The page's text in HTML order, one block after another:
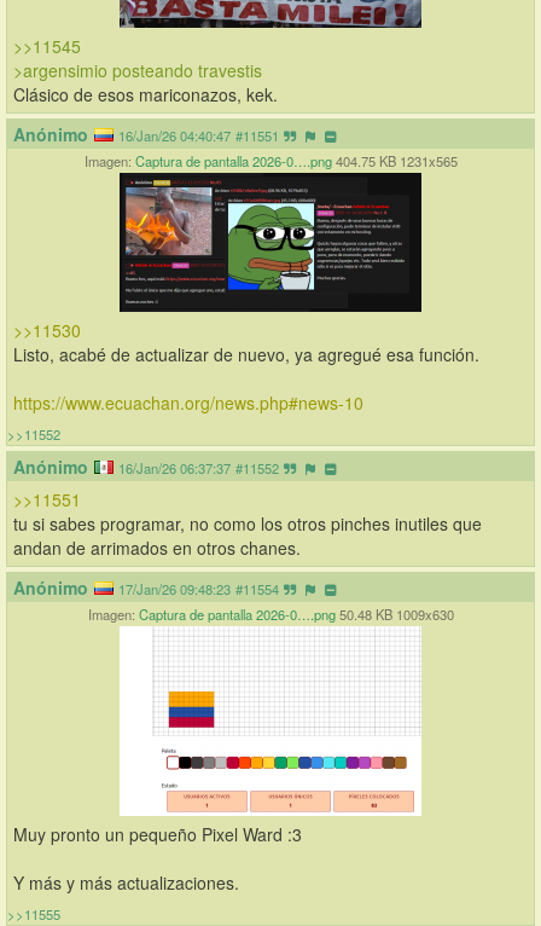
>>11545
>argensimio posteando travestis
Clásico de esos mariconazos, kek.
Anónimo
16/Jan/26 04:40:47 #11551
Imagen: Captura de pantalla 2026-0….png 404.75 KB 1231x565
>>11530
Listo, acabé de actualizar de nuevo, ya agregué esa función.
https://www.ecuachan.org/news.php#news-10
>>11552
Anónimo 16/Jan/26 06:37:37 #11552
>>11551
tu si sabes programar, no como los otros pinches inutiles que
andan de arrimados en otros chanes.
Anónimo
17/Jan/26 09:48:23 #11554
Imagen: Captura de pantalla 2026-0….png 50.48 KB 1009x630
Muy pronto un pequeño Pixel Ward :3
Y más y más actualizaciones.
>>11555